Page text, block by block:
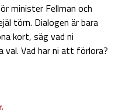
minister Fellman och
törn. Dialogen är bara
kort, säg vad ni
val. Vad har ni att förlora?